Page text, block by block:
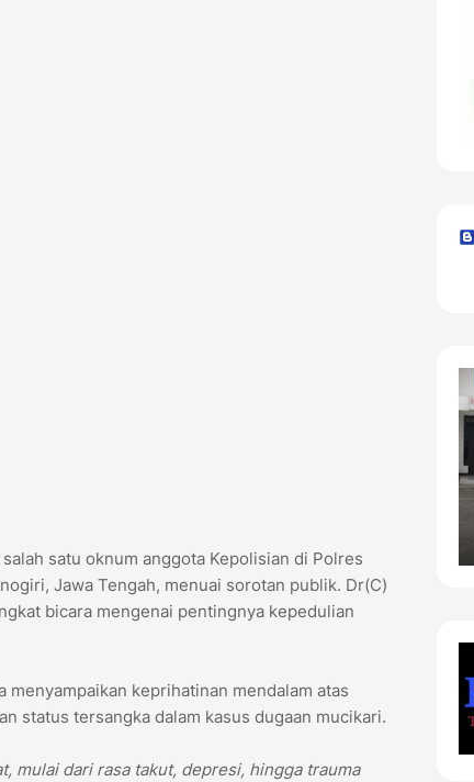
satu oknum anggota Kepolisian di Polres
Jawa Tengah, menuai sorotan publik. Dr(C)
bicara mengenai pentingnya kepedulian
menyampaikan keprihatinan mendalam atas
status tersangka dalam kasus dugaan mucikari.
mulai dari rasa takut, depresi, hingga trauma